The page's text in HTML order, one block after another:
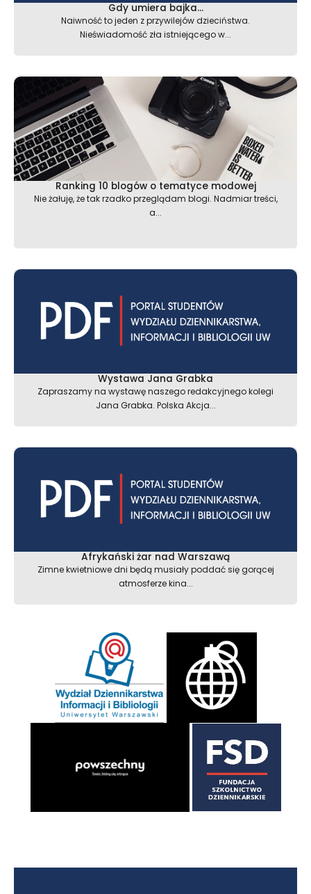
Gdy umiera bajka…
Naiwność to jeden z przywilejów dzieciństwa.
Nieświadomość zła istniejącego w...
Ranking 10 blogów o tematyce modowej
Nie żałuję, że tak rzadko przeglądam blogi. Nadmiar treści,
a...
Wystawa Jana Grabka
Zapraszamy na wystawę naszego redakcyjnego kolegi
Jana Grabka. Polska Akcja...
Afrykański żar nad Warszawą
Zimne kwietniowe dni będą musiały poddać się gorącej
atmosferze kina...